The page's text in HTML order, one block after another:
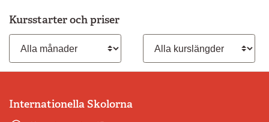
Kursstarter och priser
Internationella Skolorna